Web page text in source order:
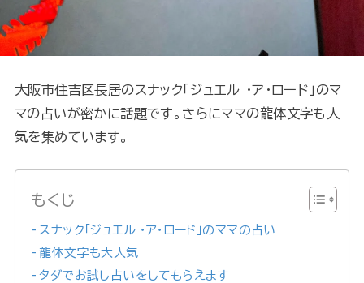
大阪市住吉区長居のスナック「ジュエル ・ア・ロード」のマ
マの占いが密かに話題です。さらにママの龍体文字も人
気を集めています。
もくじ
スナック「ジュエル ・ア・ロード」のママの占い
龍体文字も大人気
タダでお試し占いをしてもらえます